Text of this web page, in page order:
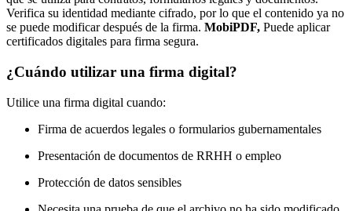
Verifica su identidad mediante cifrado, por lo que el contenido ya no
se puede modificar después de la firma. MobiPDF, Puede aplicar
certificados digitales para firma segura.
¿Cuándo utilizar una firma digital?
Utilice una firma digital cuando:
Firma de acuerdos legales o formularios gubernamentales
Presentación de documentos de RRHH o empleo
Protección de datos sensibles